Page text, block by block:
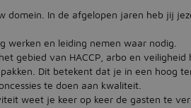
domein. In de afgelopen jaren heb jij
werken en leiding nemen waar nodig.
gebied van HACCP, arbo en
Dit betekent dat je in een hoog
te doen aan kwaliteit.
weet je keer op keer de gasten te